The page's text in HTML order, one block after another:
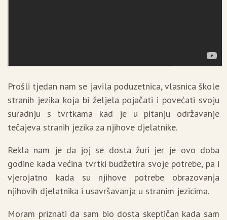
Prošli tjedan nam se javila poduzetnica, vlasnica škole
stranih jezika koja bi željela pojačati i povećati svoju
suradnju s tvrtkama kad je u pitanju održavanje
tečajeva stranih jezika za njihove djelatnike.
Rekla nam je da joj se dosta žuri jer je ovo doba
godine kada većina tvrtki budžetira svoje potrebe, pa i
vjerojatno kada su njihove potrebe obrazovanja
njihovih djelatnika i usavršavanja u stranim jezicima.
Moram priznati da sam bio dosta skeptičan kada sam